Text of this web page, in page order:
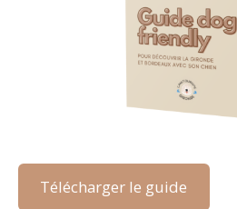
Télécharger le guide